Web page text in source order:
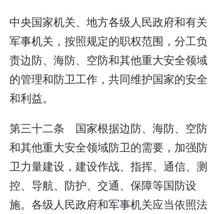
中央国家机关、地方各级人民政府和有关
军事机关，按照规定的职权范围，分工负
责边防、海防、空防和其他重大安全领域
的管理和防卫工作，共同维护国家的安全
和利益。
第三十二条 国家根据边防、海防、空防
和其他重大安全领域防卫的需要，加强防
卫力量建设，建设作战、指挥、通信、测
控、导航、防护、交通、保障等国防设
施。各级人民政府和军事机关应当依照法